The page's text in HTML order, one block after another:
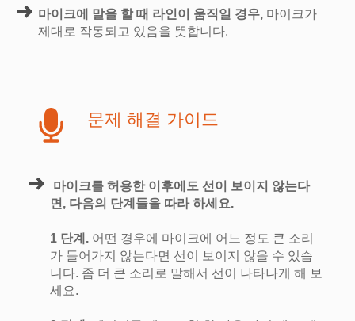
마이크에 말을 할 때 라인이 움직일 경우, 마이크가
제대로 작동되고 있음을 뜻합니다.
문제 해결 가이드
마이크를 허용한 이후에도 선이 보이지 않는다
면, 다음의 단계들을 따라 하세요.
1 단계. 어떤 경우에 마이크에 어느 정도 큰 소리
가 들어가지 않는다면 선이 보이지 않을 수 있습
니다. 좀 더 큰 소리로 말해서 선이 나타나게 해 보
세요.